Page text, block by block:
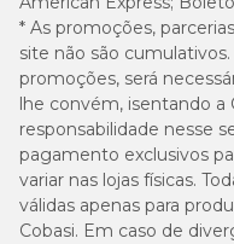
* As promoções,
site não são
promoções, será
lhe convém, isentando a
responsabilidade nesse
pagamento exclusivos
variar nas lojas físicas.
válidas apenas para
Cobasi. Em caso de